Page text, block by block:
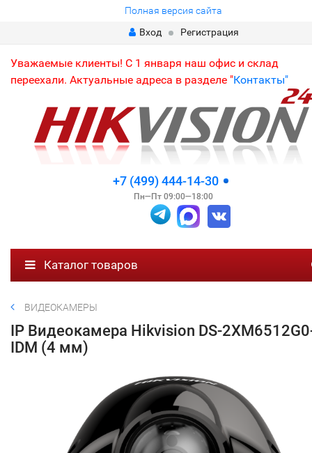
Полная версия сайта
Вход
Регистрация
Уважаемые клиенты! С 1 января наш офис и склад
переехали. Актуальные адреса в разделе "Контакты"
+7 (499) 444-14-30
Пн—Пт 09:00—18:00
Каталог товаров
ВИДЕОКАМЕРЫ
IP Видеокамера Hikvision DS-
IDM (4 мм)